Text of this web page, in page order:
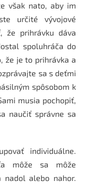
však nato, aby im
určité vývojové
že prihrávku dáva
spoluhráča do
že je to prihrávka a
sa s deťmi
spôsobom k
musia pochopiť,
naučiť správne sa
individuálne.
môže sa môže
nadol alebo nahor.